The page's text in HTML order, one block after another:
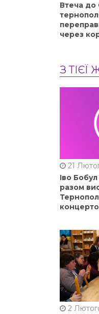
Втеча до
через
З
21
Іво
разом
2